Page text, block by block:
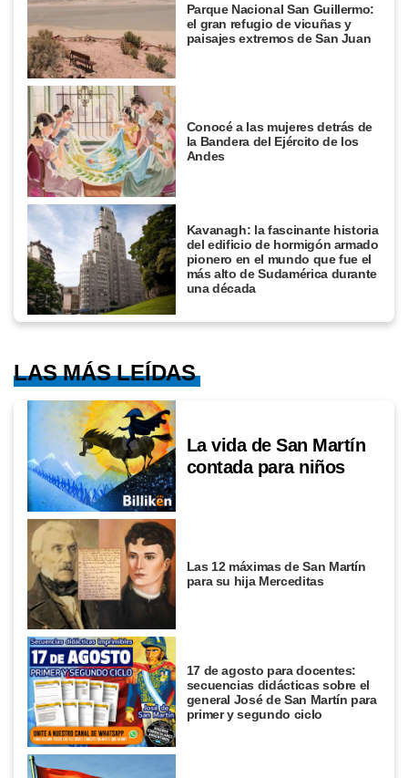
Parque Nacional San Guillermo:
el gran refugio de vicuñas y
paisajes extremos de San Juan
Conocé a las mujeres detrás de
la Bandera del Ejército de los
Andes
Kavanagh: la fascinante historia
del edificio de hormigón armado
pionero en el mundo que fue el
más alto de Sudamérica durante
una década
LAS MÁS LEÍDAS
La vida de San Martín
contada para niños
Las 12 máximas de San Martín
para su hija Merceditas
17 de agosto para docentes:
secuencias didácticas sobre el
general José de San Martín para
primer y segundo ciclo